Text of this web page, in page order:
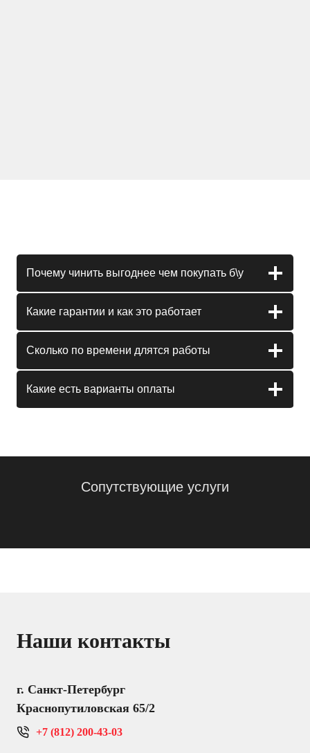
Почему чинить выгоднее чем покупать б\у
Какие гарантии и как это работает
Сколько по времени длятся работы
Какие есть варианты оплаты
Сопутствующие услуги
Наши контакты
г. Санкт-Петербург
Краснопутиловская 65/2
+7 (812) 200-43-03